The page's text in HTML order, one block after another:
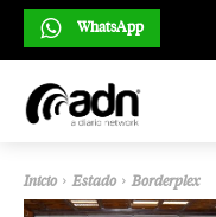
WhatsApp
Inicio Estado Borderplex